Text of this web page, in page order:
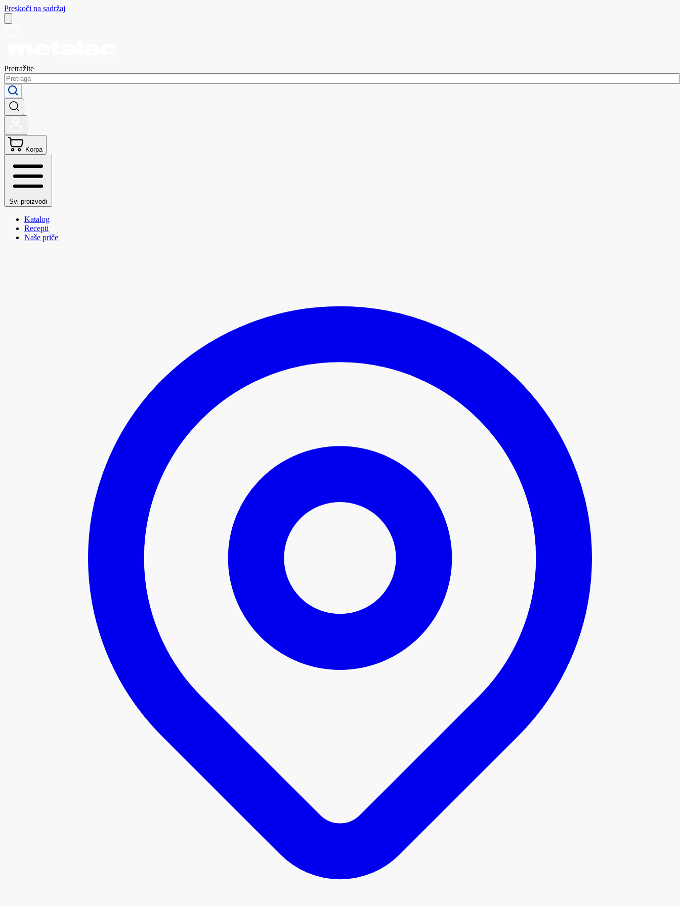
Preskoči na sadržaj
Pretražite
Korpa
Svi proizvodi
Katalog
Recepti
Naše priče